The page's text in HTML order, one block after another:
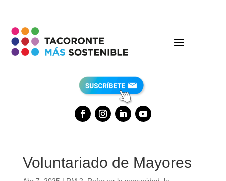
Voluntariado de Mayores